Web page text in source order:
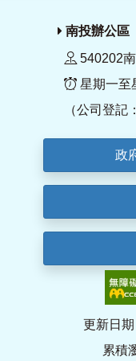
南投辦公區
540202
星期一至
（公司登記
政
更新日
累積